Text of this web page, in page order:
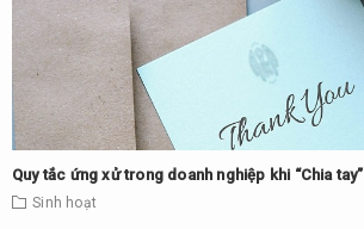
Quy tắc ứng xử trong doanh nghiệp khi “Chia tay”
Sinh hoạt